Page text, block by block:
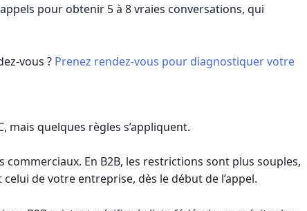
pour obtenir 5 à 8 vraies conversations, qui
vous ? Prenez rendez-vous pour diagnostiquer votre
mais quelques règles s’appliquent.
commerciaux. En B2B, les restrictions sont plus souples,
de votre entreprise, dès le début de l’appel.